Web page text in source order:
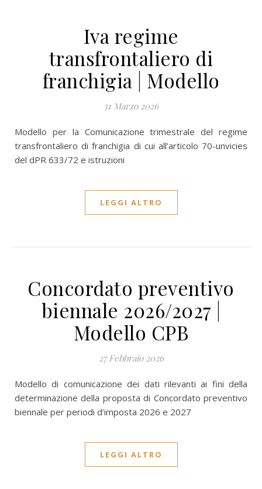
Iva regime
transfrontaliero di
franchigia | Modello
31 Marzo 2026
Modello per la Comunicazione trimestrale del regime
transfrontaliero di franchigia di cui all’articolo 70-unvicies
del dPR 633/72 e istruzioni
LEGGI ALTRO
Concordato preventivo
biennale 2026/2027 |
Modello CPB
27 Febbraio 2026
Modello di comunicazione dei dati rilevanti ai fini della
determinazione della proposta di Concordato preventivo
biennale per periodi d’imposta 2026 e 2027
LEGGI ALTRO